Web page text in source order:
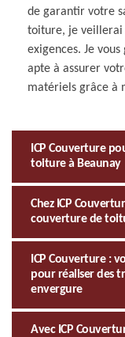
de garantir votre
toiture, je veillerai
exigences. Je
apte à assurer
matériels grâce à
ICP Couverture
toiture à Beaunay
Chez ICP
couverture de
ICP Couverture :
pour réaliser des
envergure
Avec ICP